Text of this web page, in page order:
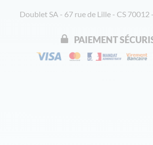
Doublet SA - 67 rue de Lille - CS 70012
PAIEMENT